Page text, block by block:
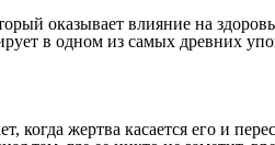
оказывает влияние на
в одном из самых древних
когда жертва касается его и